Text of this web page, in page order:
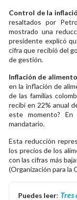
Control de la
resaltados por
mostrado una
presidente explicó
cifra que recibió del
de gestión.
Inflación de
en la inflación de
de las familias
recibí en 22% anual
este momento?
mandatario.
Esta reducción
los precios de los
con las cifras más
(Organización para la
Puedes leer: Tres